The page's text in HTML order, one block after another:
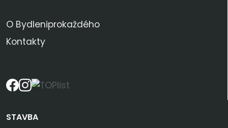
O Bydleniprokaždého
Kontakty
STAVBA